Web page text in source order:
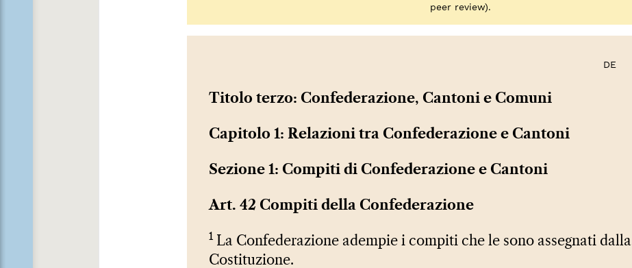
peer review).
DE
Titolo terzo: Confederazione, Cantoni e Comuni
Capitolo 1: Relazioni tra Confederazione e Cantoni
Sezione 1: Compiti di Confederazione e Cantoni
Art. 42 Compiti della Confederazione
1
La Confederazione adempie i compiti che le sono assegnati dalla
Costituzione.